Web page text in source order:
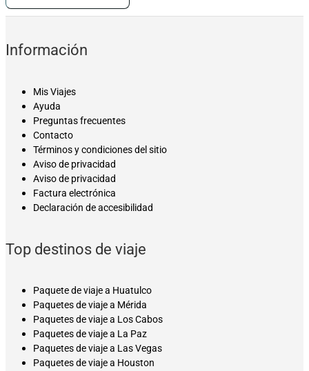
Información
Mis Viajes
Ayuda
Preguntas frecuentes
Contacto
Términos y condiciones del sitio
Aviso de privacidad
Aviso de privacidad
Factura electrónica
Declaración de accesibilidad
Top destinos de viaje
Paquete de viaje a Huatulco
Paquetes de viaje a Mérida
Paquetes de viaje a Los Cabos
Paquetes de viaje a La Paz
Paquetes de viaje a Las Vegas
Paquetes de viaje a Houston